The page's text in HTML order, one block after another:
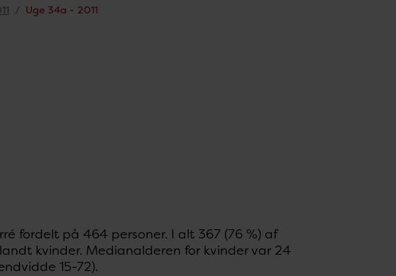
Uge 34a - 2011
fordelt på 464 personer. I alt 367 (76 %) af
kvinder. Medianalderen for kvinder var 24
15-72).